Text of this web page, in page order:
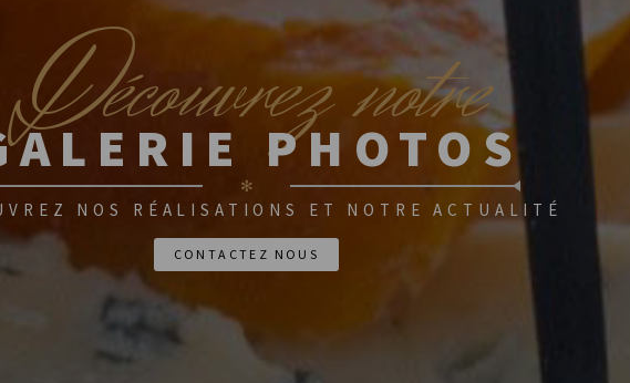
Découvrez notre
PHOTOS
✻
NOS RÉALISATIONS ET NOTRE ACTUALITÉ
CONTACTEZ NOUS